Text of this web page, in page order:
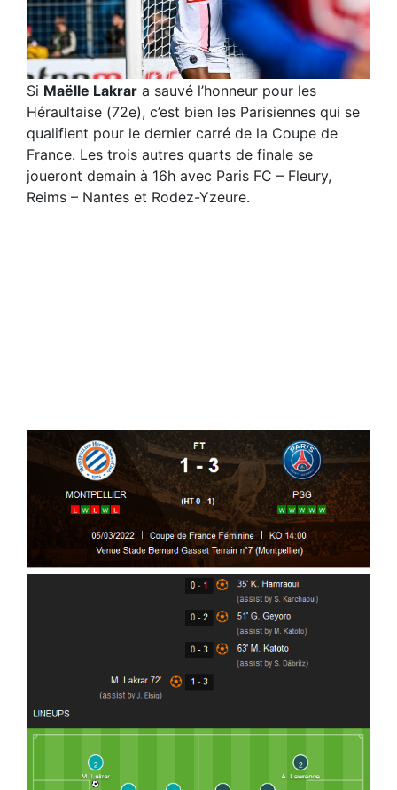
Si Maëlle Lakrar a sauvé l’honneur pour les
Héraultaise (72e), c’est bien les Parisiennes qui se
qualifient pour le dernier carré de la Coupe de
France. Les trois autres quarts de finale se
joueront demain à 16h avec Paris FC – Fleury,
Reims – Nantes et Rodez-Yzeure.